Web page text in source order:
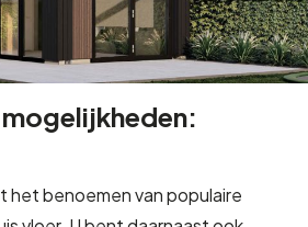
mogelijkheden:
het benoemen van populaire